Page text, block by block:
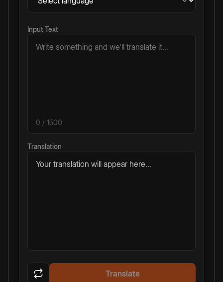
Input Text
0 / 1500
Translation
Your translation will appear here...
Translate